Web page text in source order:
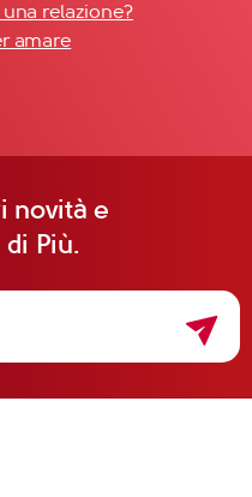
relazione?
amare
novità e
Più.